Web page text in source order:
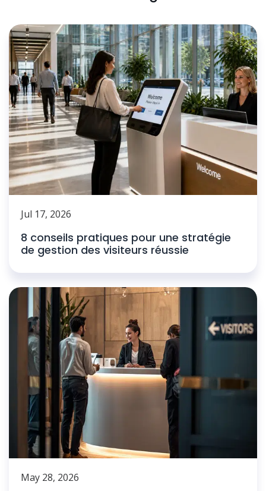
Jul 17, 2026
8 conseils pratiques pour une stratégie
de gestion des visiteurs réussie
May 28, 2026